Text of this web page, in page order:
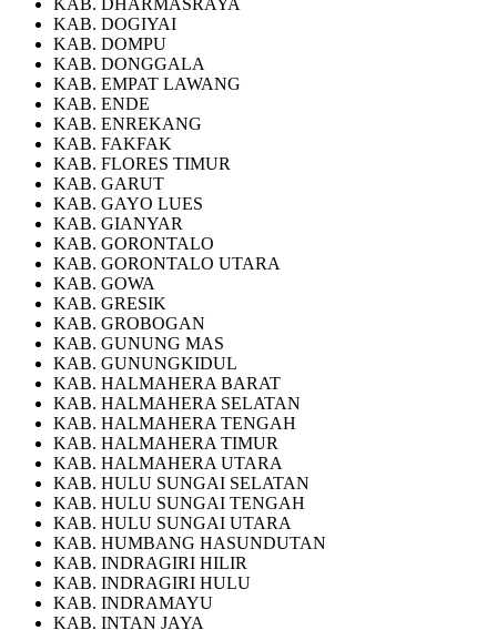
KAB. DOGIYAI
KAB. DOMPU
KAB. DONGGALA
KAB. EMPAT LAWANG
KAB. ENDE
KAB. ENREKANG
KAB. FAKFAK
KAB. FLORES TIMUR
KAB. GARUT
KAB. GAYO LUES
KAB. GIANYAR
KAB. GORONTALO
KAB. GORONTALO UTARA
KAB. GOWA
KAB. GRESIK
KAB. GROBOGAN
KAB. GUNUNG MAS
KAB. GUNUNGKIDUL
KAB. HALMAHERA BARAT
KAB. HALMAHERA SELATAN
KAB. HALMAHERA TENGAH
KAB. HALMAHERA TIMUR
KAB. HALMAHERA UTARA
KAB. HULU SUNGAI SELATAN
KAB. HULU SUNGAI TENGAH
KAB. HULU SUNGAI UTARA
KAB. HUMBANG HASUNDUTAN
KAB. INDRAGIRI HILIR
KAB. INDRAGIRI HULU
KAB. INDRAMAYU
KAB. INTAN JAYA